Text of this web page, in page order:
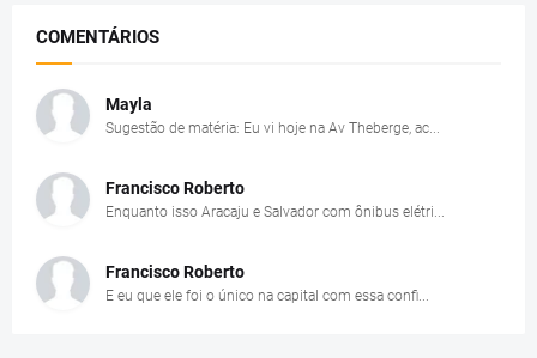
COMENTÁRIOS
Mayla
Sugestão de matéria: Eu vi hoje na Av Theberge, ac...
Francisco Roberto
Enquanto isso Aracaju e Salvador com ônibus elétri...
Francisco Roberto
E eu que ele foi o único na capital com essa confi...